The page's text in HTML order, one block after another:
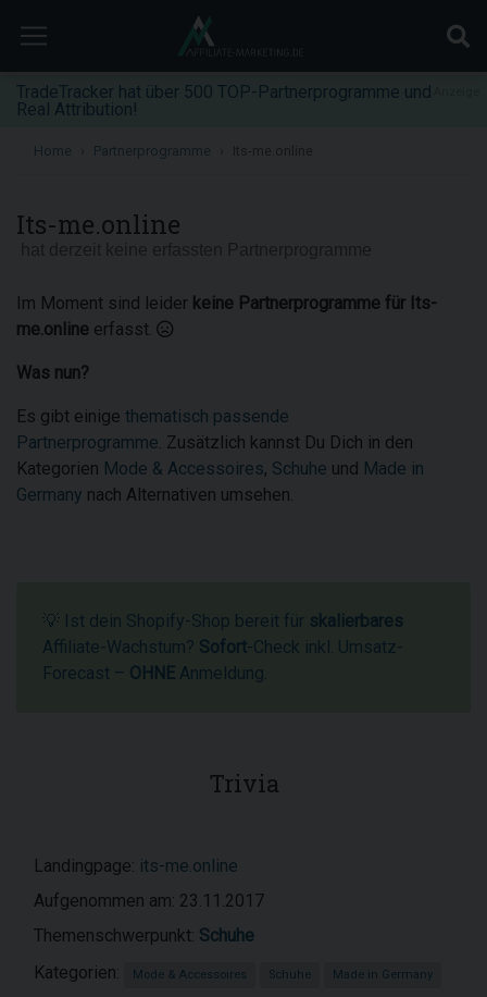
TradeTracker hat über 500 TOP-Partnerprogramme und
Real Attribution!
Home Partnerprogramme
Its-me.online
Im Moment sind leider keine Partnerprogramme für Its-
me.online erfasst.
Was nun?
Es gibt einige thematisch passende
Partnerprogramme. Zusätzlich kannst Du Dich in den
Kategorien Mode & Accessoires, Schuhe und Made in
Germany nach Alternativen umsehen.
💡 Ist dein Shopify-Shop bereit für skalierbares
Affiliate-Wachstum? Sofort-Check inkl. Umsatz-
Forecast – OHNE Anmeldung.
Trivia
Landingpage: its-me.online
Aufgenommen am: 23.11.2017
Themenschwerpunkt: Schuhe
Kategorien:
Mode & Accessoires Schuhe Made in Germany